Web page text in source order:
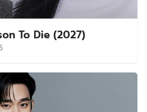
To Die (2027)